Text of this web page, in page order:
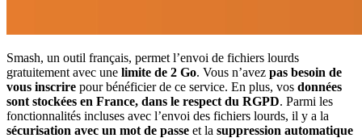
Smash, un outil français, permet l’envoi de fichiers lourds
gratuitement avec une limite de 2 Go. Vous n’avez pas besoin de
vous inscrire pour bénéficier de ce service. En plus, vos données
sont stockées en France, dans le respect du RGPD. Parmi les
fonctionnalités incluses avec l’envoi des fichiers lourds, il y a la
sécurisation avec un mot de passe et la suppression automatique